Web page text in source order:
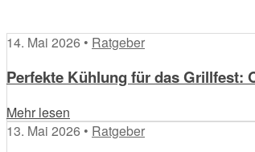
14. Mai 2026 • Ratgeber
Perfekte Kühlung für das Grillfest:
Mehr lesen
13. Mai 2026 • Ratgeber